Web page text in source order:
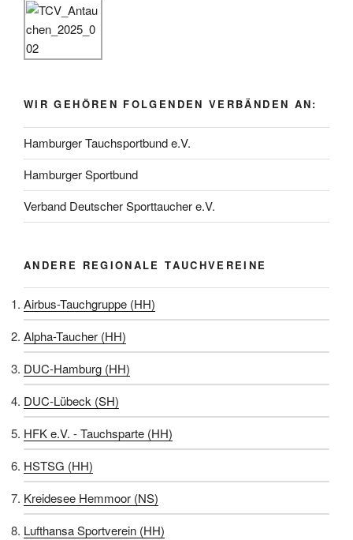
WIR GEHÖREN FOLGENDEN VERBÄNDEN AN:
Hamburger Tauchsportbund e.V.
Hamburger Sportbund
Verband Deutscher Sporttaucher e.V.
ANDERE REGIONALE TAUCHVEREINE
Airbus-Tauchgruppe (HH)
Alpha-Taucher (HH)
DUC-Hamburg (HH)
DUC-Lübeck (SH)
HFK e.V. - Tauchsparte (HH)
HSTSG (HH)
Kreidesee Hemmoor (NS)
Lufthansa Sportverein (HH)